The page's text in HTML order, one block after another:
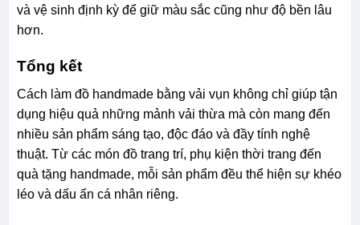
và vệ sinh định kỳ để giữ màu sắc cũng như độ bền lâu
hơn.
Tổng kết
Cách làm đồ handmade bằng vải vụn không chỉ giúp tận
dụng hiệu quả những mảnh vải thừa mà còn mang đến
nhiều sản phẩm sáng tạo, độc đáo và đầy tính nghệ
thuật. Từ các món đồ trang trí, phụ kiện thời trang đến
quà tặng handmade, mỗi sản phẩm đều thể hiện sự khéo
léo và dấu ấn cá nhân riêng.